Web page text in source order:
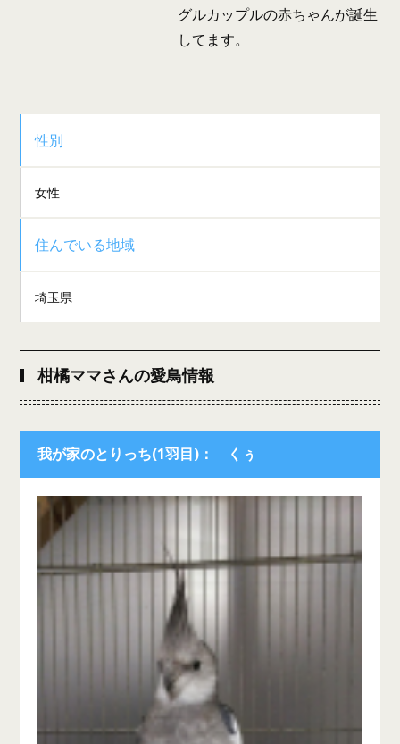
グルカップルの赤ちゃんが誕生
してます。
性別
女性
住んでいる地域
埼玉県
柑橘ママさんの愛鳥情報
我が家のとりっち(1羽目)： くぅ